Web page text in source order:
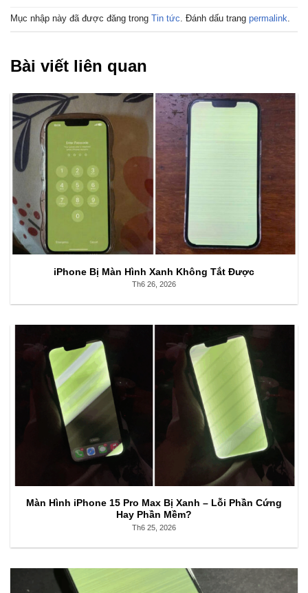
Mục nhập này đã được đăng trong Tin tức. Đánh dấu trang permalink.
Bài viết liên quan
iPhone Bị Màn Hình Xanh Không Tắt Được
Th6 26, 2026
Màn Hình iPhone 15 Pro Max Bị Xanh – Lỗi Phần Cứng
Hay Phần Mềm?
Th6 25, 2026